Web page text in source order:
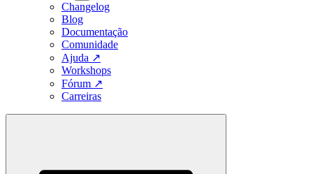
Changelog
Blog
Documentação
Comunidade
Ajuda ↗
Workshops
Fórum ↗
Carreiras